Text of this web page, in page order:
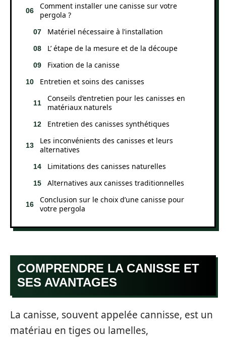
Comment installer une canisse sur votre
pergola ?
Matériel nécessaire à l’installation
L’ étape de la mesure et de la découpe
Fixation de la canisse
Entretien et soins des canisses
Conseils d’entretien pour les canisses en
matériaux naturels
Entretien des canisses synthétiques
Les inconvénients des canisses et leurs
alternatives
Limitations des canisses naturelles
Alternatives aux canisses traditionnelles
Conclusion sur le choix d’une canisse pour
votre pergola
COMPRENDRE LA CANISSE ET
SES AVANTAGES
La canisse, souvent appelée cannisse, est un
matériau en tiges ou lamelles,